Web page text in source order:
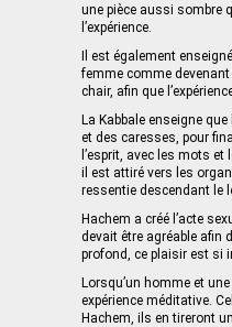
une pièce aussi sombre
l’expérience.
Il est également
femme comme
chair, afin que
La Kabbale enseigne
et des caresses, pour
l’esprit, avec les mots
il est attiré vers les
ressentie descendant le
Hachem a créé l’acte
devait être agréable afin
profond, ce plaisir est si
Lorsqu’un homme et
expérience méditative.
Hachem, ils en tireront